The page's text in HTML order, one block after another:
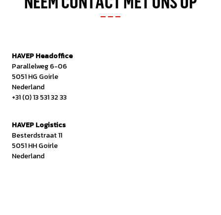
HAVEP Headoffice
Parallelweg 6-06
5051 HG Goirle
Nederland
+31 (0) 13 531 32 33
HAVEP Logistics
Besterdstraat 11
5051 HH Goirle
Nederland